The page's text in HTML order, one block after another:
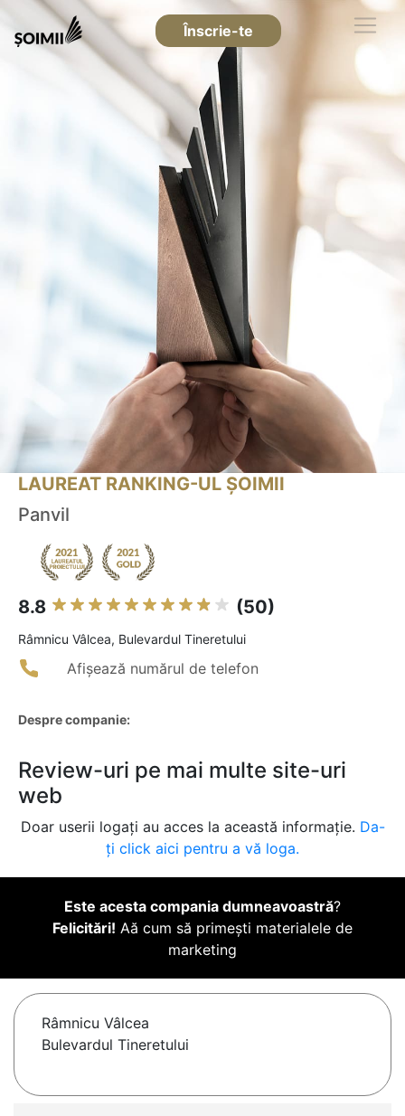
Înscrie-te
LAUREAT RANKING-UL ȘOIMII
Panvil
8.8 (50)
Râmnicu Vâlcea, Bulevardul Tineretului
Afișează numărul de telefon
Despre companie:
Review-uri pe mai multe site-uri
web
Doar userii logați au acces la această informație. Da-
ți click aici pentru a vă loga.
Este acesta compania dumneavoastră?
Felicitări! Aă cum să primești materialele de
marketing
Râmnicu Vâlcea
Bulevardul Tineretului